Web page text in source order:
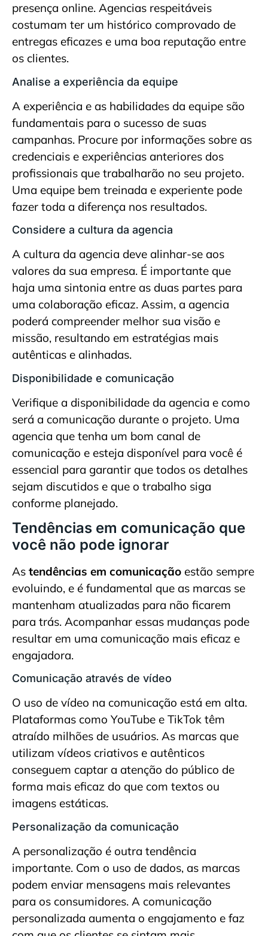
presença online. Agencias respeitáveis
costumam ter um histórico comprovado de
entregas eficazes e uma boa reputação entre
os clientes.
Analise a experiência da equipe
A experiência e as habilidades da equipe são
fundamentais para o sucesso de suas
campanhas. Procure por informações sobre as
credenciais e experiências anteriores dos
profissionais que trabalharão no seu projeto.
Uma equipe bem treinada e experiente pode
fazer toda a diferença nos resultados.
Considere a cultura da agencia
A cultura da agencia deve alinhar-se aos
valores da sua empresa. É importante que
haja uma sintonia entre as duas partes para
uma colaboração eficaz. Assim, a agencia
poderá compreender melhor sua visão e
missão, resultando em estratégias mais
autênticas e alinhadas.
Disponibilidade e comunicação
Verifique a disponibilidade da agencia e como
será a comunicação durante o projeto. Uma
agencia que tenha um bom canal de
comunicação e esteja disponível para você é
essencial para garantir que todos os detalhes
sejam discutidos e que o trabalho siga
conforme planejado.
Tendências em comunicação que
você não pode ignorar
As tendências em comunicação estão sempre
evoluindo, e é fundamental que as marcas se
mantenham atualizadas para não ficarem
para trás. Acompanhar essas mudanças pode
resultar em uma comunicação mais eficaz e
engajadora.
Comunicação através de vídeo
O uso de vídeo na comunicação está em alta.
Plataformas como YouTube e TikTok têm
atraído milhões de usuários. As marcas que
utilizam vídeos criativos e autênticos
conseguem captar a atenção do público de
forma mais eficaz do que com textos ou
imagens estáticas.
Personalização da comunicação
A personalização é outra tendência
importante. Com o uso de dados, as marcas
podem enviar mensagens mais relevantes
para os consumidores. A comunicação
personalizada aumenta o engajamento e faz